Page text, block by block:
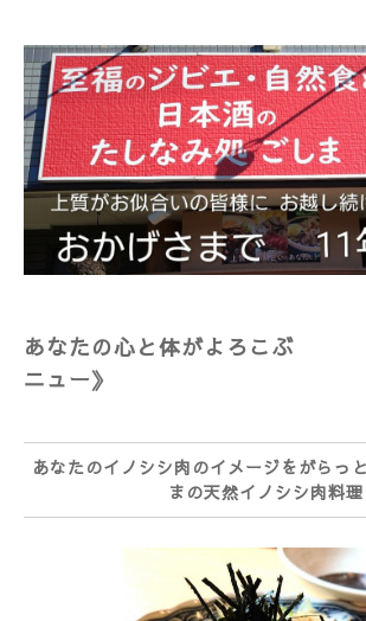
あなたの心と体がよろ
ニュ
あなたのイノシシ肉のイメージをがらっ
まの天然イノシシ肉料理